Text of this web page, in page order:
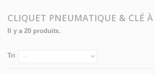
CLIQUET PNEUMATIQUE & CLÉ À
Il y a 20 produits.
Tri